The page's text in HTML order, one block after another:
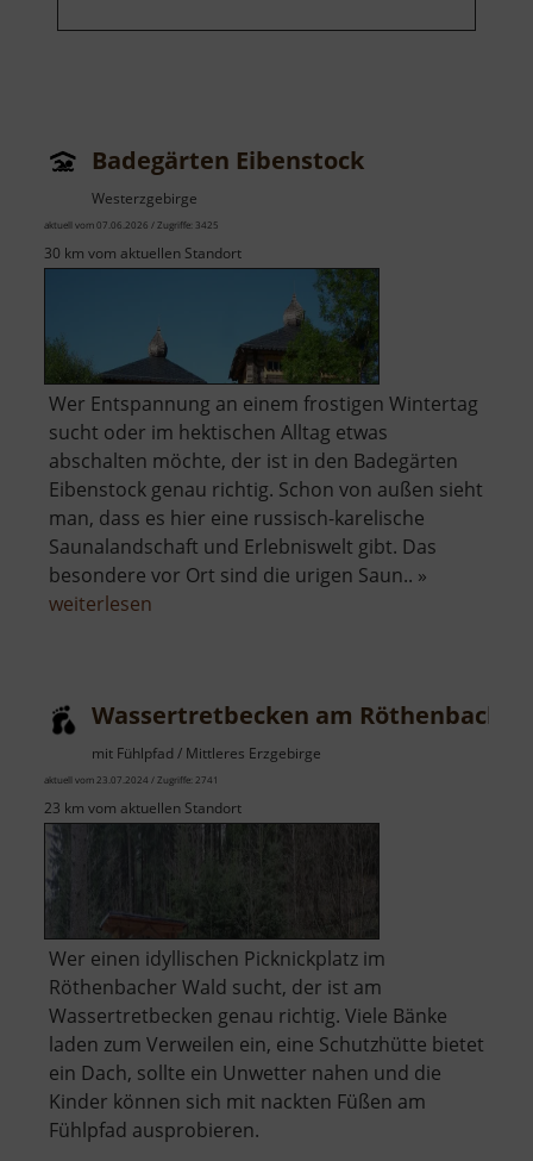
Badegärten Eibenstock
Westerzgebirge
aktuell vom 07.06.2026 / Zugriffe: 3425
30 km vom aktuellen Standort
Wer Entspannung an einem frostigen Wintertag
sucht oder im hektischen Alltag etwas
abschalten möchte, der ist in den Badegärten
Eibenstock genau richtig. Schon von außen sieht
man, dass es hier eine russisch-karelische
Saunalandschaft und Erlebniswelt gibt. Das
besondere vor Ort sind die urigen Saun.. »
weiterlesen
Wassertretbecken am Röthenbach
mit Fühlpfad / Mittleres Erzgebirge
aktuell vom 23.07.2024 / Zugriffe: 2741
23 km vom aktuellen Standort
Wer einen idyllischen Picknickplatz im
Röthenbacher Wald sucht, der ist am
Wassertretbecken genau richtig. Viele Bänke
laden zum Verweilen ein, eine Schutzhütte bietet
ein Dach, sollte ein Unwetter nahen und die
Kinder können sich mit nackten Füßen am
Fühlpfad ausprobieren.